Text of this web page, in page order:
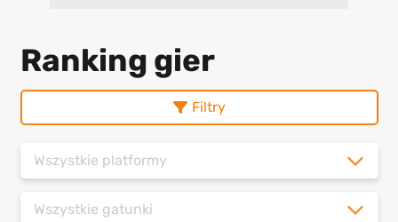
Ranking gier
Filtry
Wszystkie platformy
Wszystkie gatunki